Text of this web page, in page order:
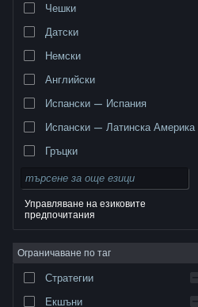
търговски марки принадлежат на съответните им
собственици в САЩ и други страни.
поверителност|Юридическа информация|
Достъпност|Условия за ползване на Steam
Възстановявания|Бисквитки
Чешки
Датски
Немски
Английски
Испански — Испания
Испански — Латинска Америка
Гръцки
Управляване на езиковите
предпочитания
Ограничаване по таг
Стратегии
Екшъни